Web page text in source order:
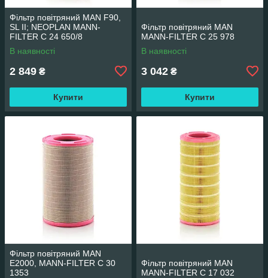
Фільтр повітряний MAN F90,
SL II; NEOPLAN MANN-
FILTER C 24 650/8
В наявності
2 849 ₴
Купити
Фільтр повітряний MAN
MANN-FILTER C 25 978
В наявності
3 042 ₴
Купити
Фільтр повітряний MAN
E2000, MANN-FILTER C 30
1353
Фільтр повітряний MAN
MANN-FILTER C 17 032